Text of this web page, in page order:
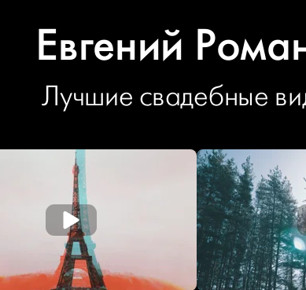
Евгений
Лучшие свадебные